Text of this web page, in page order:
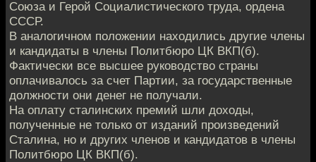
Союза и Герой Социалистического труда, ордена
СССР.
В аналогичном положении находились другие члены
и кандидаты в члены Политбюро ЦК ВКП(б).
Фактически все высшее руководство страны
оплачивалось за счет Партии, за государственные
должности они денег не получали.
На оплату сталинских премий шли доходы,
полученные не только от изданий произведений
Сталина, но и других членов и кандидатов в члены
Политбюро ЦК ВКП(б).